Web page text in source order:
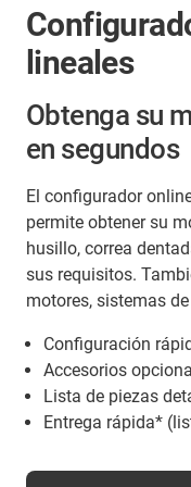
lineales
Obtenga su
en segundos
El configurador
permite obtener su
husillo, correa
sus requisitos.
motores, sistemas
Configuración
Accesorios
Lista de piezas
Entrega rápida*